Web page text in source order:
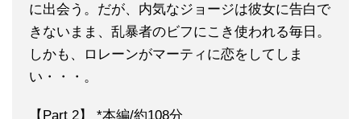
に出会う。だが、内気なジョージは彼女に告白で
きないまま、乱暴者のビフにこき使われる毎日。
しかも、ロレーンがマーティに恋をしてしま
い・・・。
【Part 2】 *本編/約108分